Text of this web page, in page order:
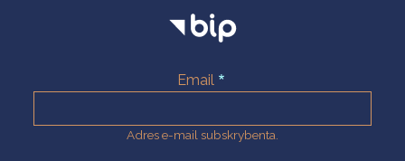
Email
Adres e-mail subskrybenta.